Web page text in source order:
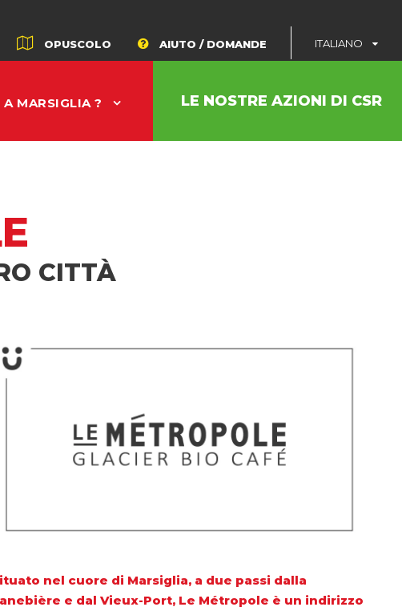
OPUSCOLO AIUTO / DOMANDE ITALIANO
A MARSIGLIA ? LE NOSTRE AZIONI DI CSR
CITTÀ
nel cuore di Marsiglia, a due passi dalla
e dal Vieux-Port, Le Métropole è un indirizzo